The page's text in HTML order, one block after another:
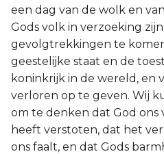
een dag van de wolk en
Gods volk in verzoeking
gevolgtrekkingen te
geestelijke staat en de
koninkrijk in de wereld, en
verloren op te geven. Wij
om te denken dat God ons
heeft verstoten, dat het
ons faalt, en dat Gods